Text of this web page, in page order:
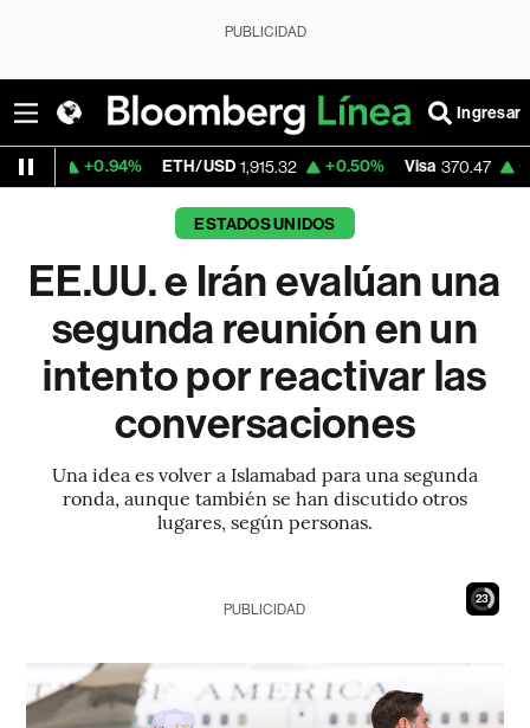
PUBLICIDAD
Ingresar
ETH/USD 1,915.32 +0.50% Visa 370.47 +0.52%
ESTADOS UNIDOS
EE.UU. e Irán evalúan una
segunda reunión en un
intento por reactivar las
conversaciones
Una idea es volver a Islamabad para una segunda
ronda, aunque también se han discutido otros
lugares, según personas.
22
PUBLICIDAD